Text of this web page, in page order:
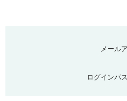
メール
ログインパ